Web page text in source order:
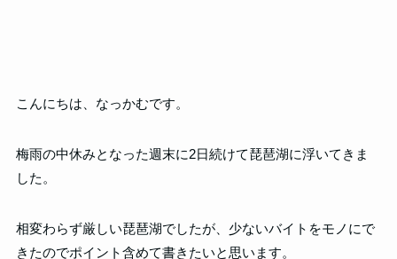
こんにちは、なっかむです。
梅雨の中休みとなった週末に2日続けて琵琶湖に浮いてきま
した。
相変わらず厳しい琵琶湖でしたが、少ないバイトをモノにで
きたのでポイント含めて書きたいと思います。